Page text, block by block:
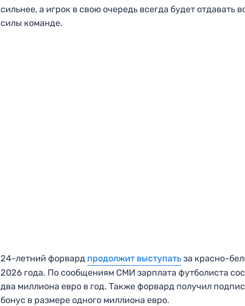
сильнее, а игрок в свою очередь всегда будет отдавать
силы команде.
24-летний форвард продолжит выступатьза красно-
2026 года. По сообщениям СМИ зарплата футболиста
два миллиона евро в год. Также форвард получил
бонус в размере одного миллиона евро.